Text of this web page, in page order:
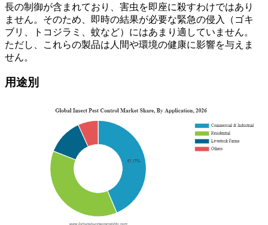
長の制御が含まれており、害虫を即座に殺すわけではあり
ません。そのため、即時の結果が必要な緊急の侵入（ゴキ
ブリ、トコジラミ、蚊など）にはあまり適していません。
ただし、これらの製品は人間や環境の健康に影響を与えま
せん。
用途別